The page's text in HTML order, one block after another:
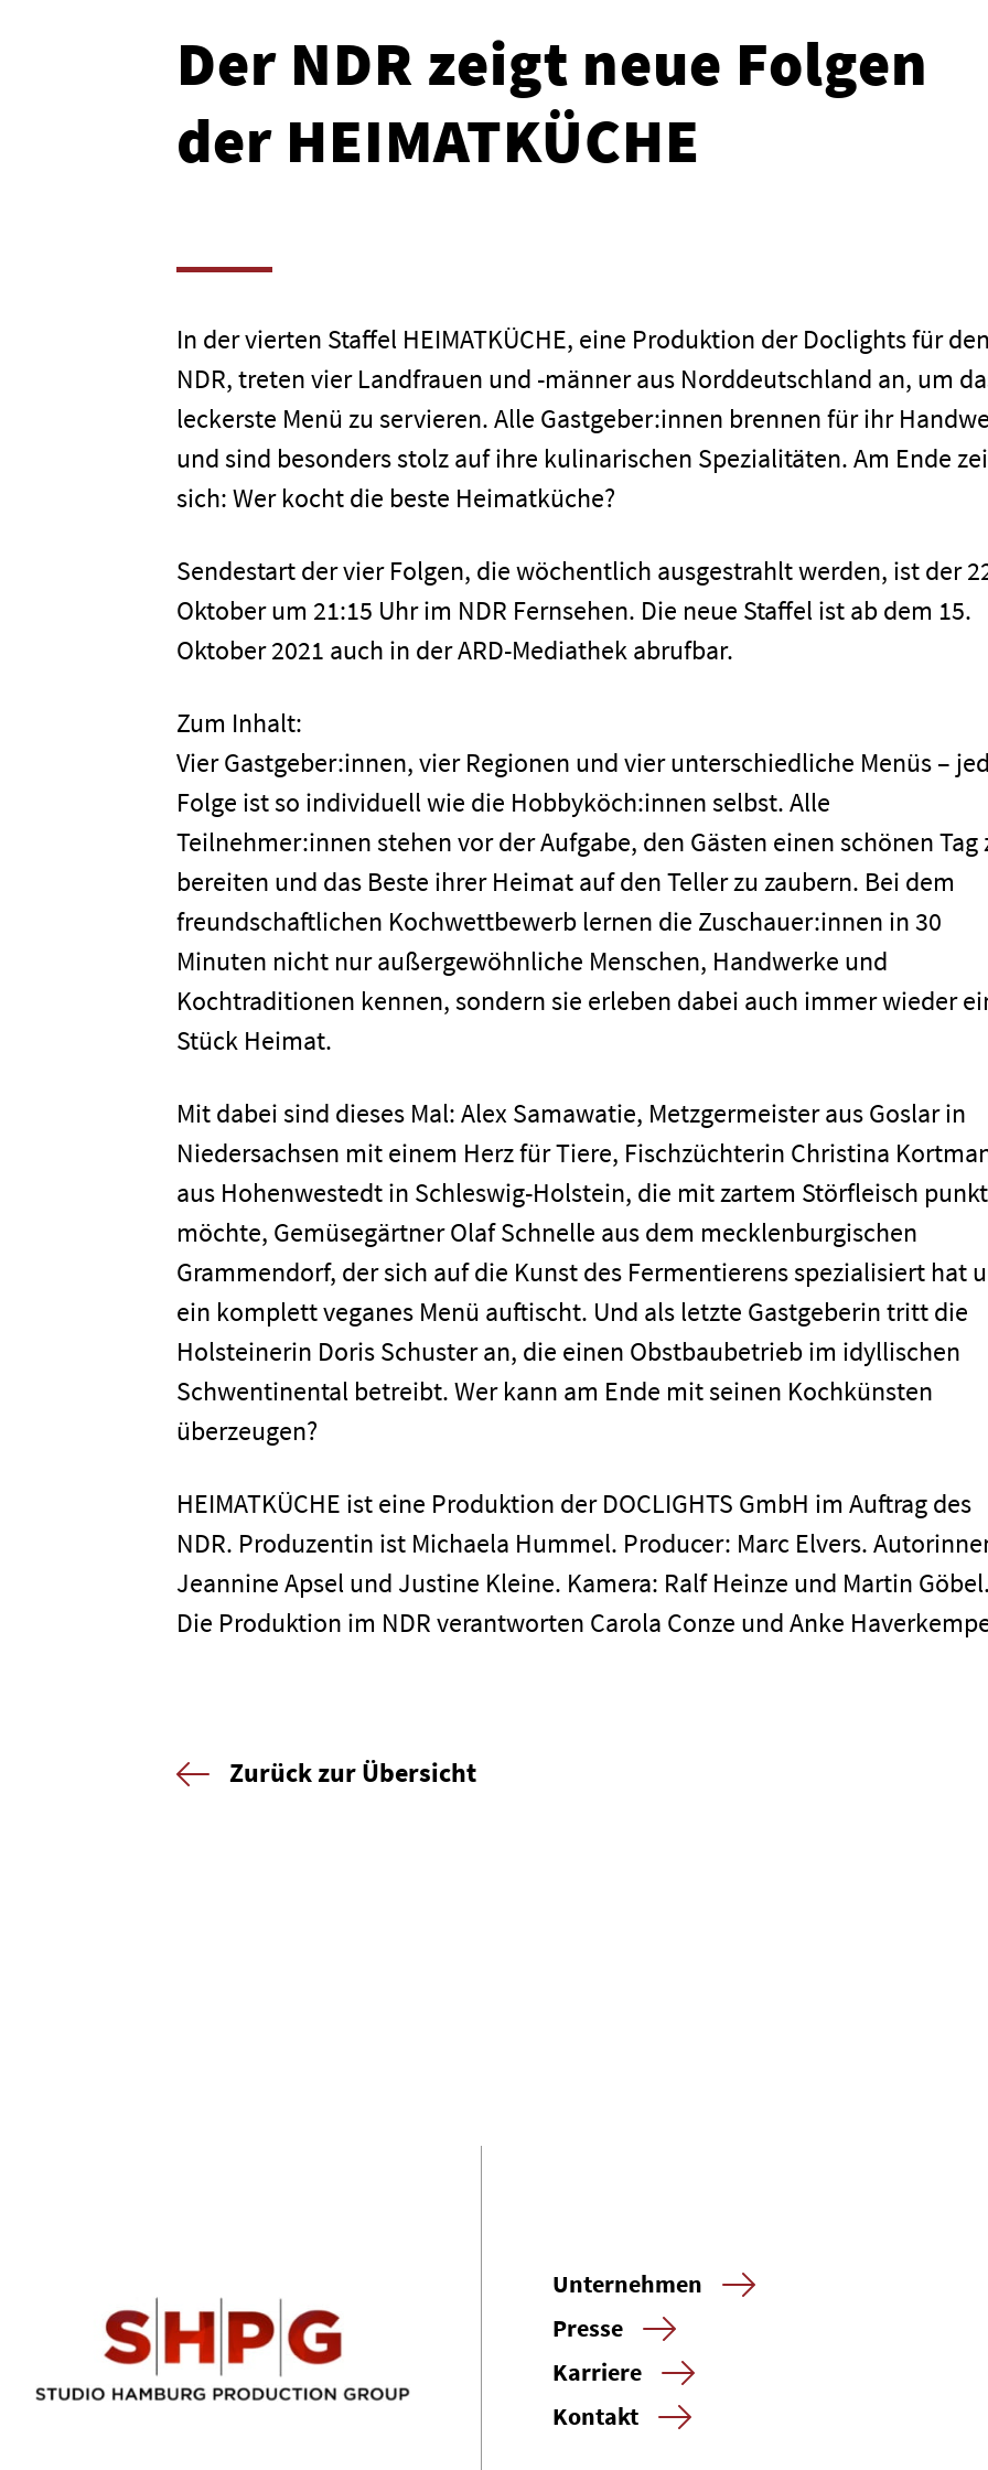
Der NDR zeigt neue Folgen
der HEIMATKÜCHE
In der vierten Staffel HEIMATKÜCHE, eine Produktion der Doclights für den
NDR, treten vier Landfrauen und -männer aus Norddeutschland an, um
leckerste Menü zu servieren. Alle Gastgeber:innen brennen für ihr
und sind besonders stolz auf ihre kulinarischen Spezialitäten. Am Ende
sich: Wer kocht die beste Heimatküche?
Sendestart der vier Folgen, die wöchentlich ausgestrahlt werden, ist der
Oktober um 21:15 Uhr im NDR Fernsehen. Die neue Staffel ist ab dem 15.
Oktober 2021 auch in der ARD-Mediathek abrufbar.
Zum Inhalt:
Vier Gastgeber:innen, vier Regionen und vier unterschiedliche Menüs –
Folge ist so individuell wie die Hobbyköch:innen selbst. Alle
Teilnehmer:innen stehen vor der Aufgabe, den Gästen einen schönen Tag
bereiten und das Beste ihrer Heimat auf den Teller zu zaubern. Bei dem
freundschaftlichen Kochwettbewerb lernen die Zuschauer:innen in 30
Minuten nicht nur außergewöhnliche Menschen, Handwerke und
Kochtraditionen kennen, sondern sie erleben dabei auch immer wieder
Stück Heimat.
Mit dabei sind dieses Mal: Alex Samawatie, Metzgermeister aus Goslar in
Niedersachsen mit einem Herz für Tiere, Fischzüchterin Christina
aus Hohenwestedt in Schleswig-Holstein, die mit zartem Störfleisch
möchte, Gemüsegärtner Olaf Schnelle aus dem mecklenburgischen
Grammendorf, der sich auf die Kunst des Fermentierens spezialisiert hat
ein komplett veganes Menü auftischt. Und als letzte Gastgeberin tritt die
Holsteinerin Doris Schuster an, die einen Obstbaubetrieb im idyllischen
Schwentinental betreibt. Wer kann am Ende mit seinen Kochkünsten
überzeugen?
HEIMATKÜCHE ist eine Produktion der DOCLIGHTS GmbH im Auftrag des
NDR. Produzentin ist Michaela Hummel. Producer: Marc Elvers.
Jeannine Apsel und Justine Kleine. Kamera: Ralf Heinze und Martin Göbel.
Die Produktion im NDR verantworten Carola Conze und Anke
Zurück zur Übersicht
Unternehmen
Presse
Karriere
Kontakt
Home
Unternehmen
Presse
Karriere
Kontakt
Newsletter Datenschutz Impressum